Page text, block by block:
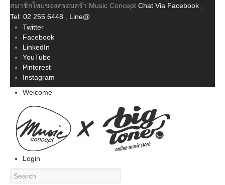
สมาชิกใหม่ของครอบครัว Music Concept Chat Via Facebook
Tel: 02 255 6448
Line@
Twitter
Facebook
LinkedIn
YouTube
Pinterest
Instagram
Welcome
Login